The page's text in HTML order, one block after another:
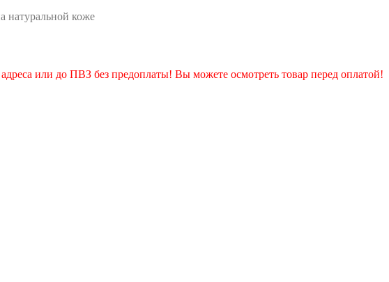
натуральной коже
адреса или до ПВЗ без предоплаты! Вы можете осмотреть товар перед оплатой!